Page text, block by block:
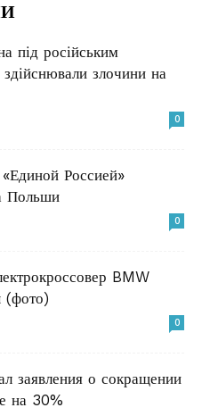
під російським
здійснювали злочини на
0
Россией»
Польши
0
BMW
(фото)
0
заявления о сокращении
на 30%